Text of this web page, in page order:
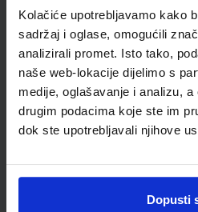
Kolačiće upotrebljavamo kako
sadržaj i oglase, omogućili
analizirali promet. Isto tako,
naše web-lokacije dijelimo s
medije, oglašavanje i analizu,
drugim podacima koje ste im
dok ste upotrebljavali njihove
Dopusti
MOJA GEOGRAFIJA 7; radna
škole
Žagar Gecan
Nakladnik:ALKA SCRIPT d.o.o.
DOM
ŠIFRA OMOTA: